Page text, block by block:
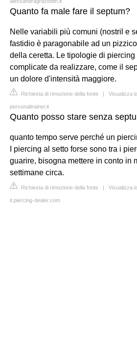
Quanto fa male fare il septum?
Nelle variabili più comuni (nostril e
fastidio è paragonabile ad un
della ceretta. Le tipologie di piercing
complicate da realizzare, come il
un dolore d'intensità maggiore.
Richiesta di rimozione della fonte | Visualizza
personaltrainer.it
Quanto posso stare senza
quanto tempo serve perché un
I piercing al setto forse sono tra i
guarire, bisogna mettere in conto in
settimane circa.
Richiesta di rimozione della fonte | Visualizza
it.piercing-dealer.com